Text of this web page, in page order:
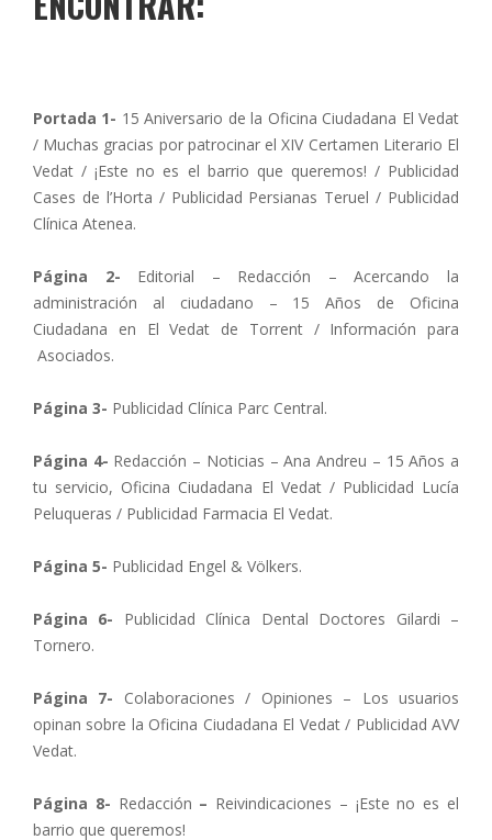
Portada 1- 15 Aniversario de la Oficina Ciudadana El Vedat
/ Muchas gracias por patrocinar el XIV Certamen Literario El
Vedat / ¡Este no es el barrio que queremos! / Publicidad
Cases de l’Horta / Publicidad Persianas Teruel / Publicidad
Clínica Atenea.
Página 2- Editorial – Redacción – Acercando la
administración al ciudadano – 15 Años de Oficina
Ciudadana en El Vedat de Torrent / Información para
Asociados.
Página 3- Publicidad Clínica Parc Central.
Página 4- Redacción – Noticias – Ana Andreu – 15 Años a
tu servicio, Oficina Ciudadana El Vedat / Publicidad Lucía
Peluqueras / Publicidad Farmacia El Vedat.
Página 5- Publicidad Engel & Völkers.
Página 6- Publicidad Clínica Dental Doctores Gilardi –
Tornero.
Página 7- Colaboraciones / Opiniones – Los usuarios
opinan sobre la Oficina Ciudadana El Vedat / Publicidad AVV
Vedat.
Página 8- Redacción – Reivindicaciones – ¡Este no es el
barrio que queremos!